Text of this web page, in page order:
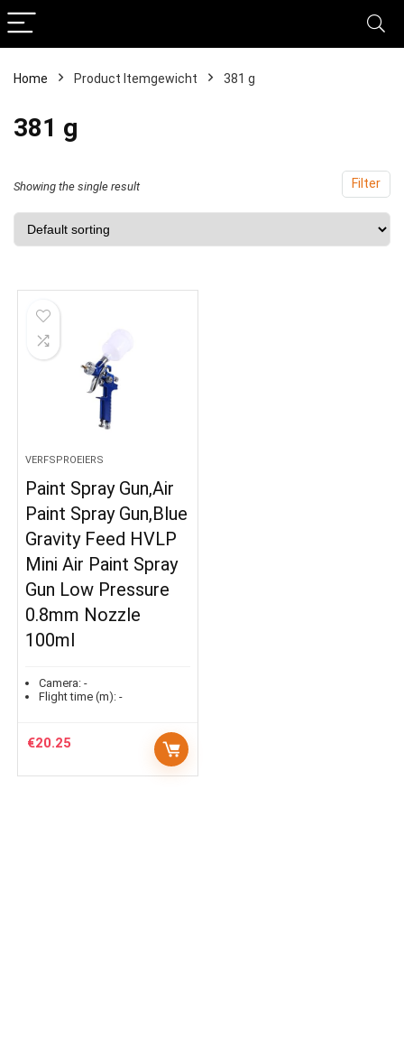
Home Product Itemgewicht ‎381 g
‎381 g
Filter
Showing the single result
VERFSPROEIERS
Paint Spray Gun,Air
Paint Spray Gun,Blue
Gravity Feed HVLP
Mini Air Paint Spray
Gun Low Pressure
0.8mm Nozzle
100ml
Camera: -
Flight time (m): -
€20.25